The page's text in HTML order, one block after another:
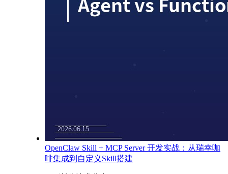
OpenClaw Skill + MCP Server 开发实战：从瑞幸咖
啡集成到自定义Skill搭建